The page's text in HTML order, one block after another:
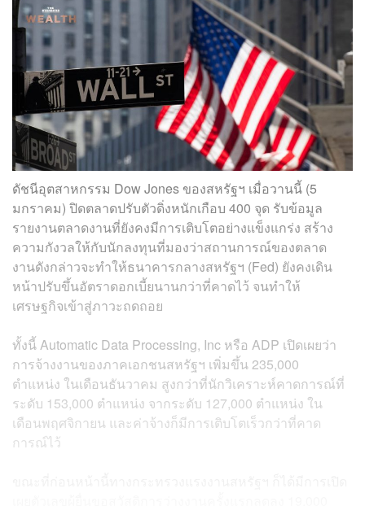
ดัชนีอุตสาหกรรม Dow Jones ของสหรัฐฯ เมื่อวานนี้ (5
มกราคม) ปิดตลาดปรับตัวดิ่งหนักเกือบ 400 จุด รับข้อมูล
รายงานตลาดงานที่ยังคงมีการเติบโตอย่างแข็งแกร่ง สร้าง
ความกังวลให้กับนักลงทุนที่มองว่าสถานการณ์ของตลาด
งานดังกล่าวจะทำให้ธนาคารกลางสหรัฐฯ (Fed) ยังคงเดิน
หน้าปรับขึ้นอัตราดอกเบี้ยนานกว่าที่คาดไว้ จนทำให้
เศรษฐกิจเข้าสู่ภาวะถดถอย
ทั้งนี้ Automatic Data Processing, Inc หรือ ADP เปิดเผยว่า
การจ้างงานของภาคเอกชนสหรัฐฯ เพิ่มขึ้น 235,000
ตำแหน่ง ในเดือนธันวาคม สูงกว่าที่นักวิเคราะห์คาดการณ์ที่
ระดับ 153,000 ตำแหน่ง จากระดับ 127,000 ตำแหน่ง ใน
เดือนพฤศจิกายน และค่าจ้างก็มีการเติบโตเร็วกว่าที่คาด
การณ์ไว้